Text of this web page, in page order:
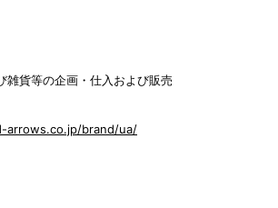
雑貨等の企画・仕入および販売
brand/ua/